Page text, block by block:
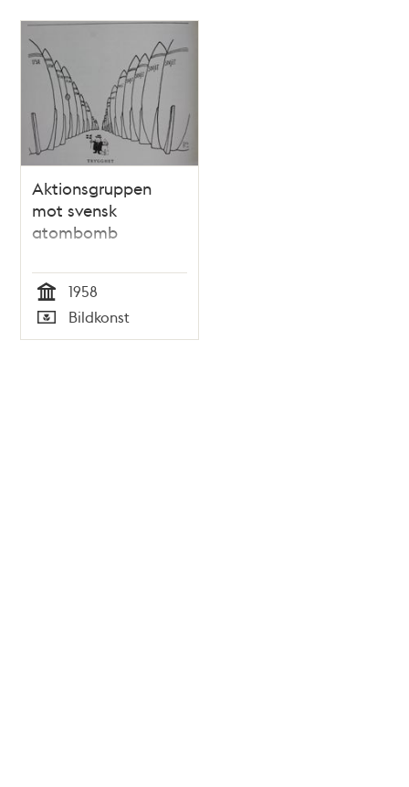
Aktionsgruppen
mot svensk
atombomb
Tid
1958
Typ
Bildkonst